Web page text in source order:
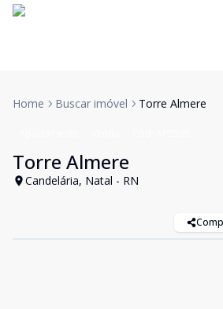
Home Buscar imóvel Torre Almere
Torre Almere
Candelária, Natal - RN